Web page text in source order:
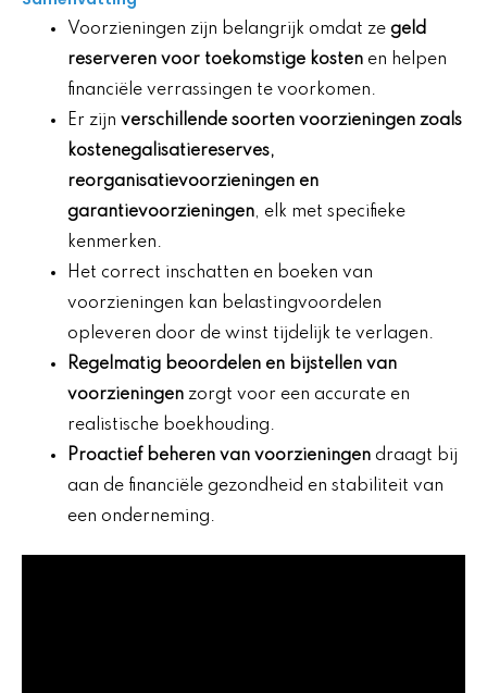
Voorzieningen zijn belangrijk omdat ze geld
reserveren voor toekomstige kosten en helpen
financiële verrassingen te voorkomen.
Er zijn verschillende soorten voorzieningen zoals
kostenegalisatiereserves,
reorganisatievoorzieningen en
garantievoorzieningen, elk met specifieke
kenmerken.
Het correct inschatten en boeken van
voorzieningen kan belastingvoordelen
opleveren door de winst tijdelijk te verlagen.
Regelmatig beoordelen en bijstellen van
voorzieningen zorgt voor een accurate en
realistische boekhouding.
Proactief beheren van voorzieningen draagt bij
aan de financiële gezondheid en stabiliteit van
een onderneming.